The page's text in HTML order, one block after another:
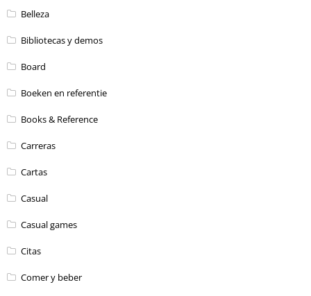
Belleza
Bibliotecas y demos
Board
Boeken en referentie
Books & Reference
Carreras
Cartas
Casual
Casual games
Citas
Comer y beber